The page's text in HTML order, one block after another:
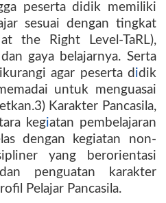
peserta didik memiliki
sesuai dengan tingkat
the Right Level-TaRL),
gaya belajarnya. Serta
agar peserta d idik
untuk menguasai
Karakter Pancasila,
kegiatan pembelajaran
dengan kegiatan non-
yang berorientasi
penguatan karakter
Pelajar Pancasila.